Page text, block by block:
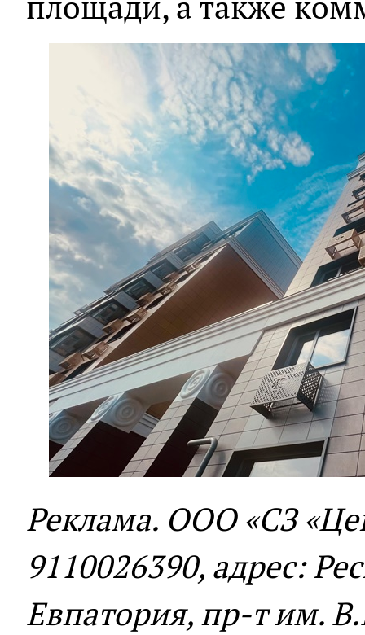
Реклама. ООО «СЗ
9110026390, адрес:
Евпатория, пр-т им.